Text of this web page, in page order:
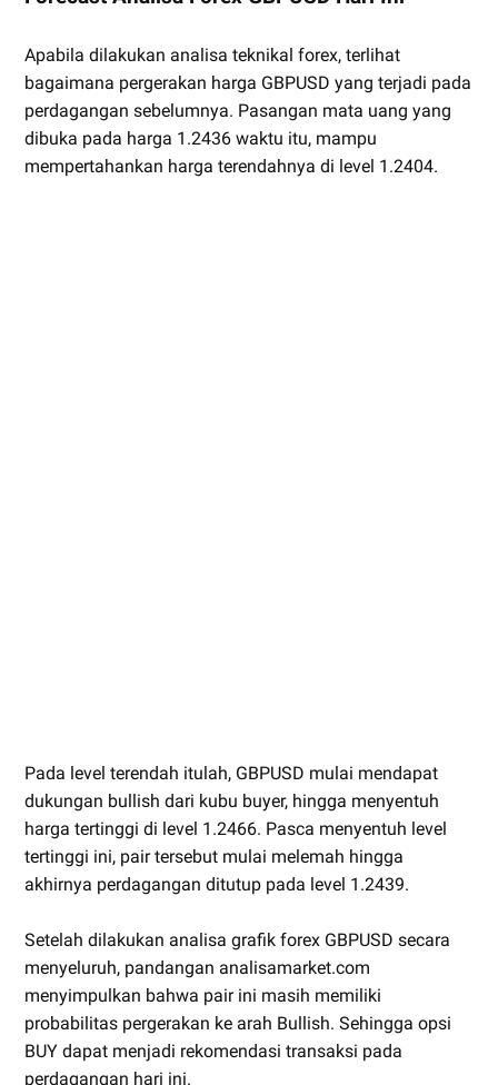
Apabila dilakukan analisa teknikal forex, terlihat
bagaimana pergerakan harga GBPUSD yang terjadi pada
perdagangan sebelumnya. Pasangan mata uang yang
dibuka pada harga 1.2436 waktu itu, mampu
mempertahankan harga terendahnya di level 1.2404.
Pada level terendah itulah, GBPUSD mulai mendapat
dukungan bullish dari kubu buyer, hingga menyentuh
harga tertinggi di level 1.2466. Pasca menyentuh level
tertinggi ini, pair tersebut mulai melemah hingga
akhirnya perdagangan ditutup pada level 1.2439.
Setelah dilakukan analisa grafik forex GBPUSD secara
menyeluruh, pandangan analisamarket.com
menyimpulkan bahwa pair ini masih memiliki
probabilitas pergerakan ke arah Bullish. Sehingga opsi
BUY dapat menjadi rekomendasi transaksi pada
perdagangan hari ini.